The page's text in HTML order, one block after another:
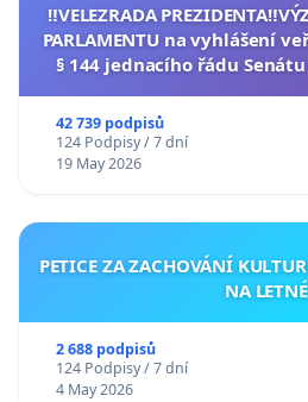
‼️VELEZRADA
PARLAMENTU na vyhlášení
§ 144 jednacího řádu
42 739 podpisů
124 Podpisy / 7 dní
19 May 2026
PETICE ZA ZACHOVÁNÍ
NA LETNÉ
2 688 podpisů
124 Podpisy / 7 dní
4 May 2026